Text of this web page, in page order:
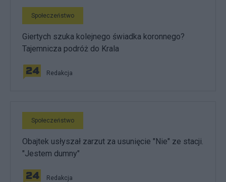
Społeczeństwo
Giertych szuka kolejnego świadka koronnego?
Tajemnicza podróż do Krala
Redakcja
Społeczeństwo
Obajtek usłyszał zarzut za usunięcie "Nie" ze stacji.
"Jestem dumny"
Redakcja